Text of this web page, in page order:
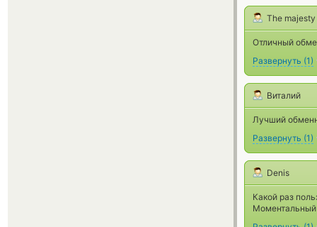
The
Отличный
Развернуть (1)
Виталий
Лучший
Развернуть (1)
Denis
Какой раз